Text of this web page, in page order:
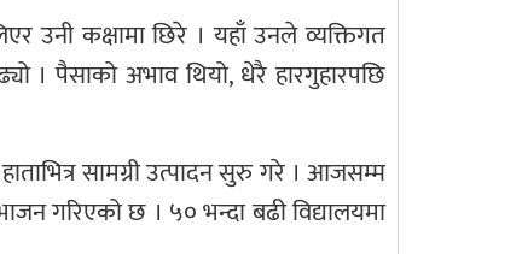
उनी कक्षामा छिरे । यहाँ उनले व्यक्तिगत
। पैसाको अभाव थियो, धेरै हारगुहारपछि
सामग्री उत्पादन सुरु गरे । आजसम्म
गरिएको छ । ५० भन्दा बढी विद्यालयमा